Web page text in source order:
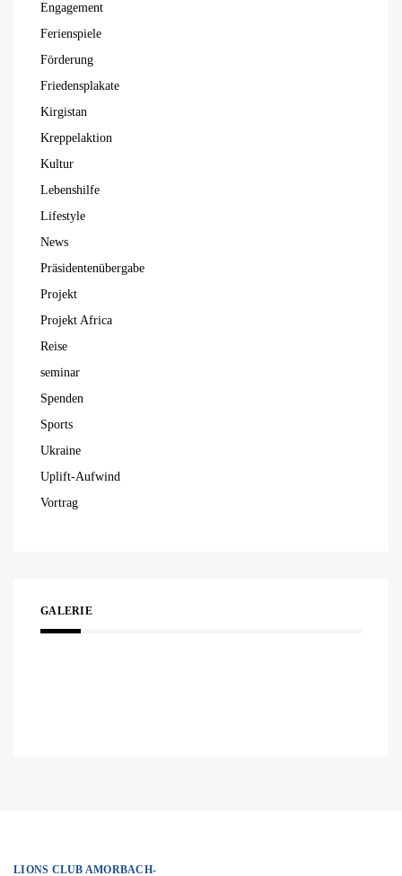
Engagement
Ferienspiele
Förderung
Friedensplakate
Kirgistan
Kreppelaktion
Kultur
Lebenshilfe
Lifestyle
News
Präsidentenübergabe
Projekt
Projekt Africa
Reise
seminar
Spenden
Sports
Ukraine
Uplift-Aufwind
Vortrag
GALERIE
LIONS CLUB AMORBACH-